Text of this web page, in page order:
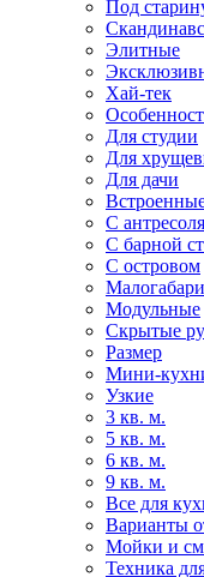
Под
Элитные
Хай-тек
Для студии
Для
Для дачи
С
С барной
С островом
Модульные
Скрытые
Размер
Мини-
Узкие
3 кв. м.
5 кв. м.
6 кв. м.
9 кв. м.
Все для
Варианты
Мойки и
Техника